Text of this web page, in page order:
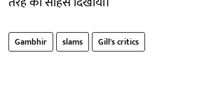
Gambhir slams Gill's critics